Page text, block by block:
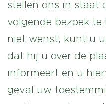
stellen ons in staat
volgende bezoek
niet wenst, kunt u
dat hij u over de
informeert en u
geval uw